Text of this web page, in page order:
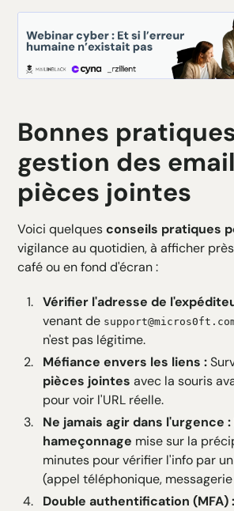
Bonnes
gestion des
pièces jointes
Voici quelquesconseils pratiques
vigilance au quotidien, à afficher
café ou en fond d'écran :
Vérifier l'adresse de
venant de
n'est pas légitime.
Méfiance envers les liens :
pièces jointes avec la souris
pour voir l'URL réelle.
Ne jamais agir dans l'urgence :
hameçonnage mise sur la
minutes pour vérifier l'info par
(appel téléphonique,
Double authentification (MFA) :